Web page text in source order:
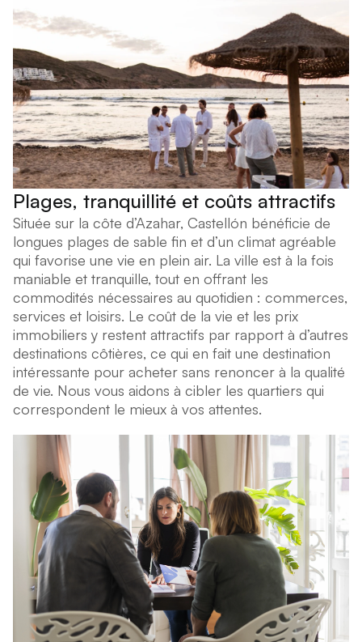
Plages, tranquillité et coûts attractifs
Située sur la côte d’Azahar, Castellón bénéficie de
longues plages de sable fin et d’un climat agréable
qui favorise une vie en plein air. La ville est à la fois
maniable et tranquille, tout en offrant les
commodités nécessaires au quotidien : commerces,
services et loisirs. Le coût de la vie et les prix
immobiliers y restent attractifs par rapport à d’autres
destinations côtières, ce qui en fait une destination
intéressante pour acheter sans renoncer à la qualité
de vie. Nous vous aidons à cibler les quartiers qui
correspondent le mieux à vos attentes.